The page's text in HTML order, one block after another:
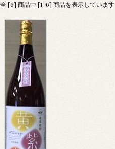
全 [6] 商品中 [1-6] 商品を表示しています